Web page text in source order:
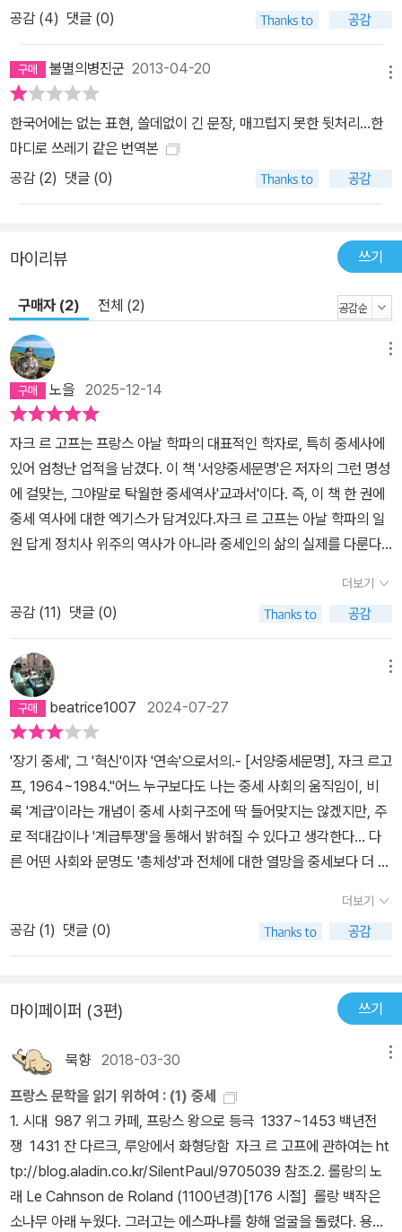
공감 (4) 댓글 (0)
불멸의병진군 2013-04-20
한국어에는 없는 표현, 쓸데없이 긴 문장, 매끄럽지 못한 뒷처리...한
마디로 쓰레기 같은 번역본
공감 (2) 댓글 (0)
마이리뷰 쓰기
구매자 (2) 전체 (2)
노을 2025-12-14
자크 르 고프는 프랑스 아날 학파의 대표적인 학자로, 특히 중세사에
있어 엄청난 업적을 남겼다. 이 책 '서양중세문명'은 저자의 그런 명성
에 걸맞는, 그야말로 탁월한 중세역사'교과서'이다. 즉, 이 책 한 권에
중세 역사에 대한 엑기스가 담겨있다.자크 르 고프는 아날 학파의 일
원 답게 정치사 위주의 역사가 아니라 중세인의 삶의 실제를 다룬다.
하고, 중세인의 삶에 대한 방대한 자료를 체계적으로 정리하여 이 책
에 복원해놓고 있다.하지만 중요한 것은 이 책은 '교과서!!'라는 거다.
방대하고 체계적이되 이야기적 요소는 그다지 없다ㅡㅡ;;; 물론 과거
랑케 학파의 건조한 논문은 아니지만, 그래서 중세인의 삶을 생동감
있게 적긴 했지만, 그렇다고 문화사 쪽에서의 흥미로운 이야기 위주
의 서술은 아니다. 한 마디로 '중세학교과서'라는 타이틀이 딱 맞은
책.
더보기
공감 (11) 댓글 (0)
beatrice1007 2024-07-27
'장기 중세', 그 '혁신'이자 '연속'으로서의.- [서양중세문명], 자크 르고
프, 1964~1984."어느 누구보다도 나는 중세 사회의 움직임이, 비
록 '계급'이라는 개념이 중세 사회구조에 딱 들어맞지는 않겠지만, 주
로 적대감이나 '계급투쟁'을 통해서 밝혀질 수 있다고 생각한다... 다
른 어떤 사회와 문명도 '총체성'과 전체에 대한 열망을 중세보다 더 강
건 가장 나쁜 의미에서건 '전체주의'적이었다. 중세의 통일성을 인식
하는 것, 그것은 바로 중세에 그 자체의 '총체성'을 되돌려주는 일
이 될 것이다."- [서양중세문명], <프롤로그>, 자크 르고프, 1984.15
을 때, 콘스탄티노플을 탈주한 문명이 서유럽에 대거 유입되면서 '르
는 새로운 '인문주의'로서 '근대성'을 열고자 했던 이 근대인들은 새로
운 시대와 대비되는 어두운 터널과 같은 한 시대를 구분해 냈다.이 암
흑의 시대가 바로 '중세'다.프랑스 역사학자이자 '사회사' 중심의 역사
관의 계보를 잇는 '아날학파' 학자인 자크 르고프(Jacques Le Gof
f : 1924~2014)는 [서양중세문명](1964~1984)에서 '중세'는 근
대 르네상스인들이 만들어낸 구분법 속에서 '어두운 터널' 같이 묘사
되었지만, 사실 '중세'는 4~5세기 게르만족에 의한 서로마의 점차적
더보기
공감 (1) 댓글 (0)
마이페이퍼 (3편) 쓰기
묵향2018-03-30
프랑스 문학을 읽기 위하여 : (1) 중세
1. 시대 987 위그 카페, 프랑스 왕으로 등극 1337~1453 백년전
쟁 1431 잔 다르크, 루앙에서 화형당함 자크 르 고프에 관하여는 ht
tp://blog.aladin.co.kr/SilentPaul/9705039 참조.2. 롤랑의 노
래 Le Cahnson de Roland (1100년경)[176 시절] 롤랑 백작은
소나무 아래 누웠다. 그러고는 에스파냐를 향해 얼굴을 돌렸다. 용사